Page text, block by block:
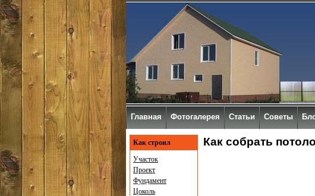
Как собрать
Как строил
Участок
Проект
Фундамент
Цоколь
Главная Фотогалерея Статьи Советы